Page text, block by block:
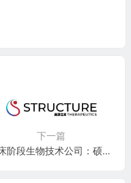
下一篇
临床阶段生物技术公司：硕迪生物 Structure Therapeutics(GPCR)